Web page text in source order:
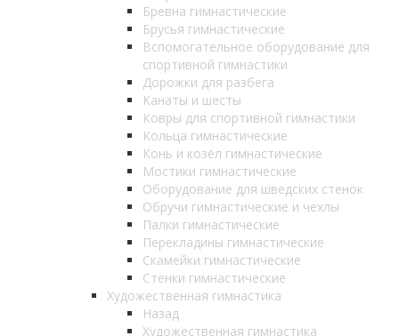
Бревна гимнастические
Брусья гимнастические
Вспомогательное оборудование для
спортивной гимнастики
Дорожки для разбега
Канаты и шесты
Ковры для спортивной гимнастики
Кольца гимнастические
Конь и козёл гимнастические
Мостики гимнастические
Оборудование для шведских стенок
Обручи гимнастические и чехлы
Палки гимнастические
Перекладины гимнастические
Скамейки гимнастические
Стенки гимнастические
Художественная гимнастика
Назад
Художественная гимнастика